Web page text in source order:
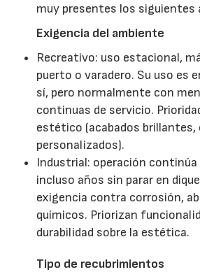
muy presentes los siguientes
Exigencia del ambiente
Recreativo: uso estacional,
puerto o varadero. Su uso es
sí, pero normalmente con
continuas de servicio.
estético (acabados brillantes,
personalizados).
Industrial: operación continúa
incluso años sin parar en
exigencia contra corrosión,
químicos. Priorizan
durabilidad sobre la estética.
Tipo de recubrimientos